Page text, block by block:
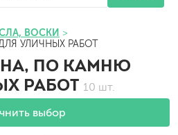
ВОСКИ
УЛИЧНЫХ РАБОТ
ПО КАМНЮ
РАБОТ 10 шт.
выбор